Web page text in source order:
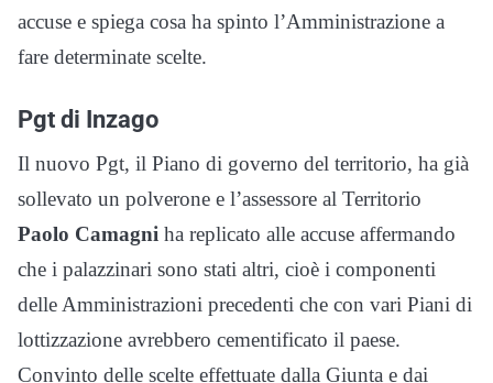
accuse e spiega cosa ha spinto l’Amministrazione a
fare determinate scelte.
Pgt di Inzago
Il nuovo Pgt, il Piano di governo del territorio, ha già
sollevato un polverone e l’assessore al Territorio
Paolo Camagni ha replicato alle accuse affermando
che i palazzinari sono stati altri, cioè i componenti
delle Amministrazioni precedenti che con vari Piani di
lottizzazione avrebbero cementificato il paese.
Convinto delle scelte effettuate dalla Giunta e dai